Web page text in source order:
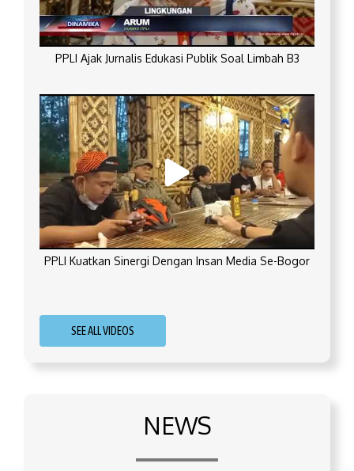
PPLI Ajak Jurnalis Edukasi Publik Soal Limbah B3
PPLI Kuatkan Sinergi Dengan Insan Media Se-Bogor
SEE ALL VIDEOS
NEWS